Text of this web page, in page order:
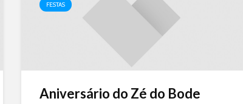
FESTAS
Aniversário do Zé do Bode